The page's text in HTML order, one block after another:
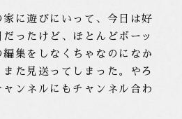
に遊びにいって、今日は好
ったけど、ほとんどボーッ
集をしなくちゃなのになか
た見送ってしまった。やろ
ンネルにもチャンネル合わ